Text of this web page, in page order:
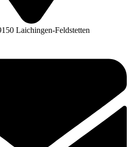
Laichingen-Feldstetten